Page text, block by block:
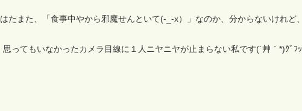
はたまた、「食事中やから邪魔せんといて(-_-x）」なのか、分からないけれど、
思ってもいなかったカメラ目線に１人ニヤニヤが止まらない私です(´艸｀*)ｸﾞﾌｯ